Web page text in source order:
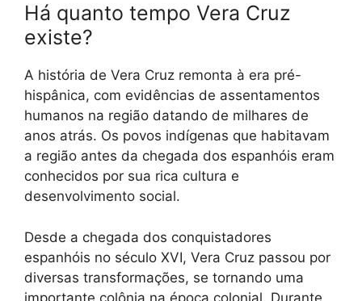
Há quanto tempo Vera Cruz
existe?
A história de Vera Cruz remonta à era pré-
hispânica, com evidências de assentamentos
humanos na região datando de milhares de
anos atrás. Os povos indígenas que habitavam
a região antes da chegada dos espanhóis eram
conhecidos por sua rica cultura e
desenvolvimento social.
Desde a chegada dos conquistadores
espanhóis no século XVI, Vera Cruz passou por
diversas transformações, se tornando uma
importante colônia na época colonial. Durante